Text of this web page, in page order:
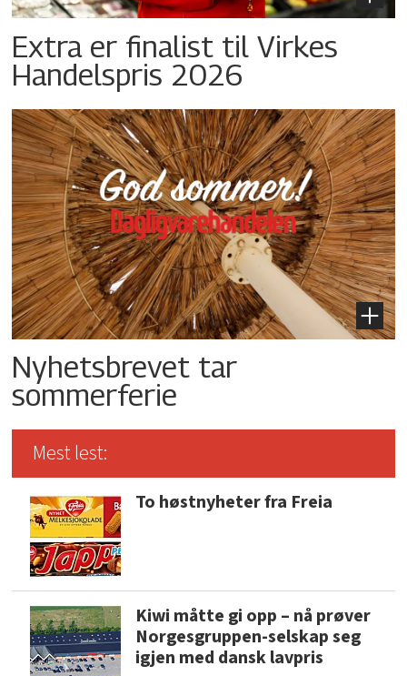
Extra er finalist til Virkes
Handelspris 2026
Nyhetsbrevet tar
sommerferie
Mest lest:
To høstnyheter fra Freia
Kiwi måtte gi opp – nå prøver
Norgesgruppen-selskap seg
igjen med dansk lavpris